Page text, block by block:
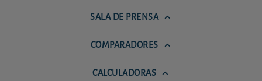
SALA DE PRENSA
COMPARADORES
CALCULADORAS